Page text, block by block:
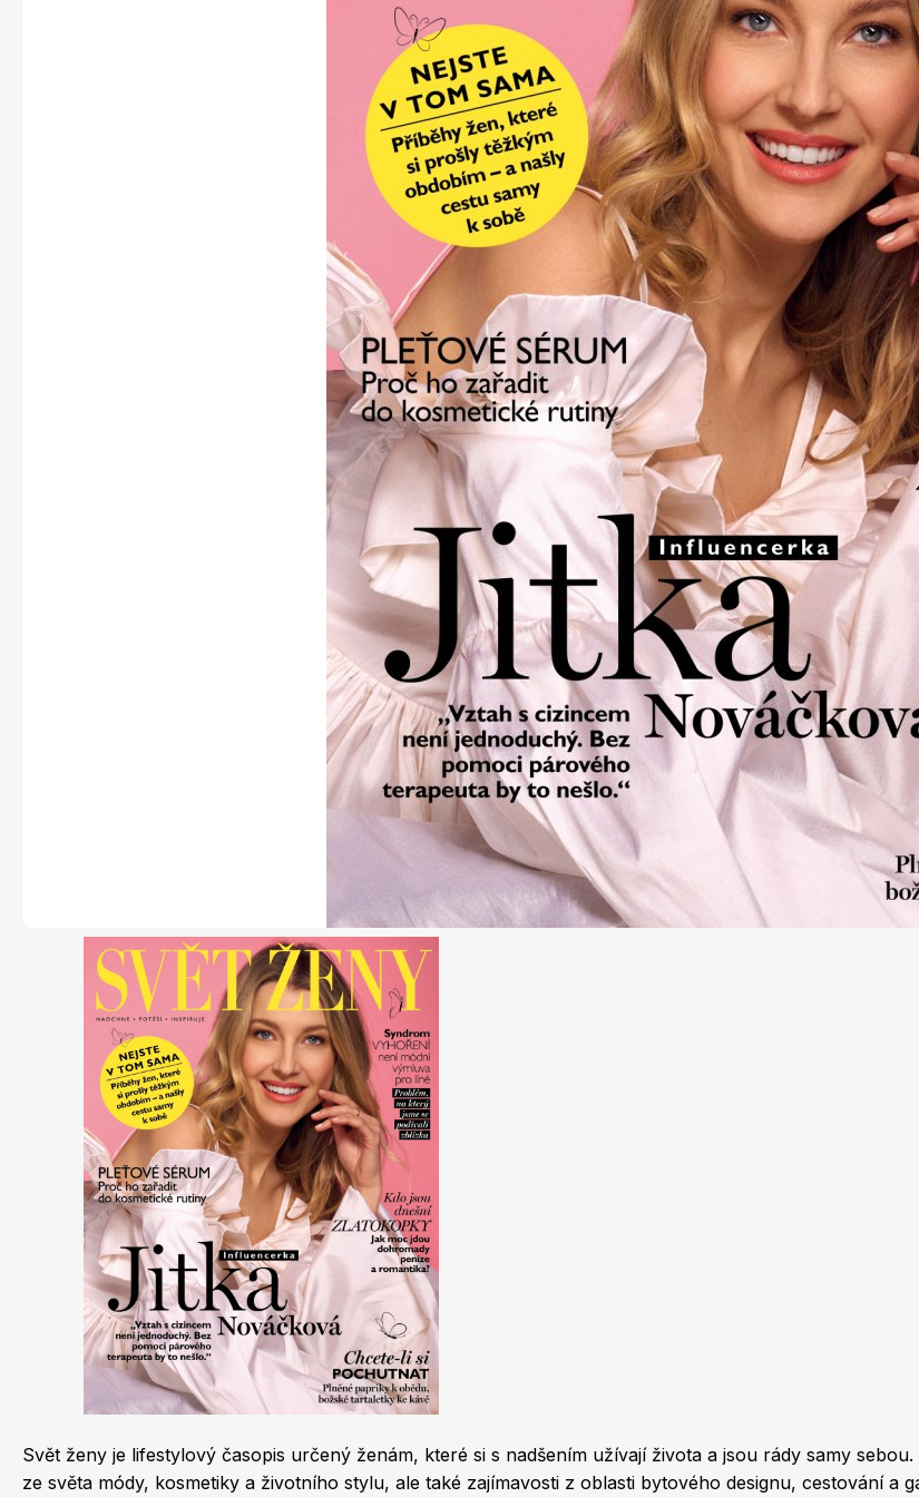
Apetit
Svět ženy
Naše krásná zahrada
Chip
Sudoku a křížovky
Dětské časopisy
Burda Best of
Burda Kids
Svět ženy je lifestylový časopis určený ženám, které si s nadšením užívají života a jsou rády samy
ze světa módy, kosmetiky a životního stylu, ale také zajímavosti z oblasti bytového designu, cestování